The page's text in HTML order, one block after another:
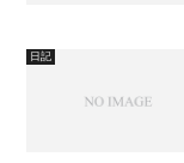
日記